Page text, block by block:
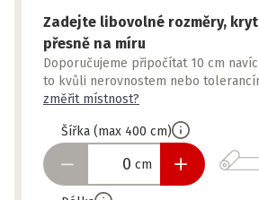
Zadejte libovolné rozměry,
přesně na míru
Doporučujeme připočítat 10 cm
to kvůli nerovnostem nebo
změřit místnost?
Šířka (max 400 cm)
cm